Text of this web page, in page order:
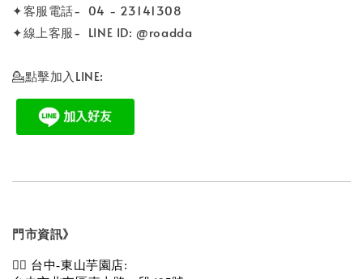
✦客服電話- 04 - 23141308
✦線上客服- LINE ID: @roadda
💁點擊加入LINE:
門市資訊》
💁‍♀️ 台中-東山芋園店: